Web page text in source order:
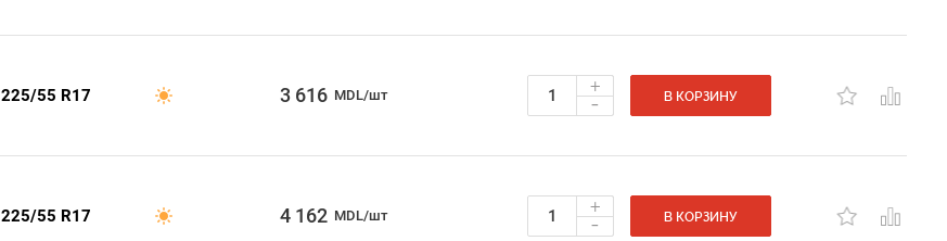
225/55 R17 3 616 MDL/шт +
- В КОРЗИНУ
225/55 R17 4 162 MDL/шт +
- В КОРЗИНУ